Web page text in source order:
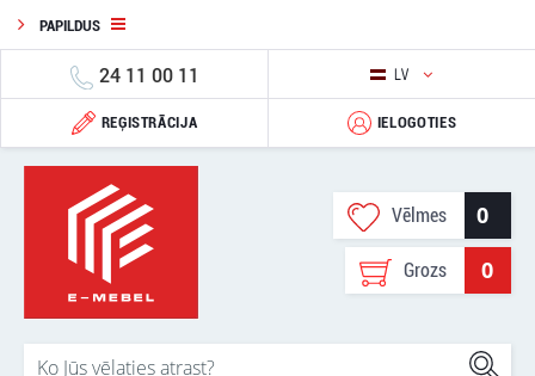
PAPILDUS
24 11 00 11 LV
REĢISTRĀCIJA IELOGOTIES
Vēlmes 0
Grozs 0